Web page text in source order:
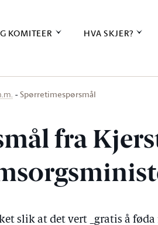
KOMITEER HVA SKJER?
Spørretimespørsmål
fra
slik at det vert _gratis å